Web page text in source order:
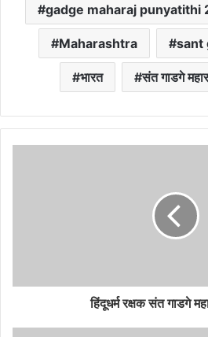
gadge maharaj punyatithi
Maharashtra sant
भारत संत गाडगे
हिंदूधर्म रक्षक संत गाडगे